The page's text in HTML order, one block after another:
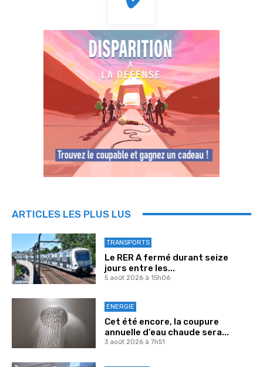
ARTICLES LES PLUS LUS
TRANSPORTS
Le RER A fermé durant seize
jours entre les...
5 août 2026 à 15h06
ENERGIE
Cet été encore, la coupure
annuelle d’eau chaude sera...
3 août 2026 à 7h51